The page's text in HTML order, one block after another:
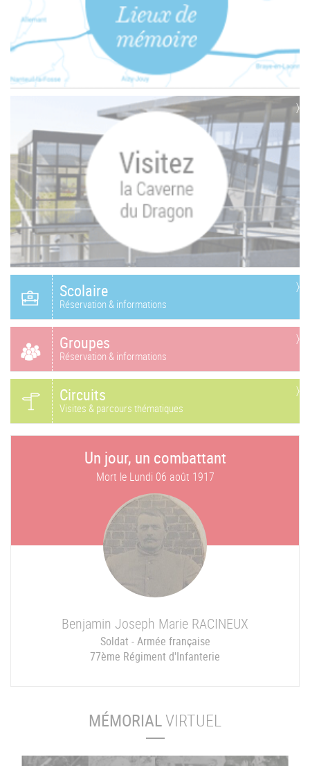
Scolaire
Réservation & informations
Groupes
Réservation & informations
Circuits
Visites & parcours thématiques
Un jour, un combattant
Mort le Lundi 06 août 1917
Benjamin Joseph Marie RACINEUX
Soldat - Armée française
77ème Régiment d'Infanterie
MÉMORIALVIRTUEL